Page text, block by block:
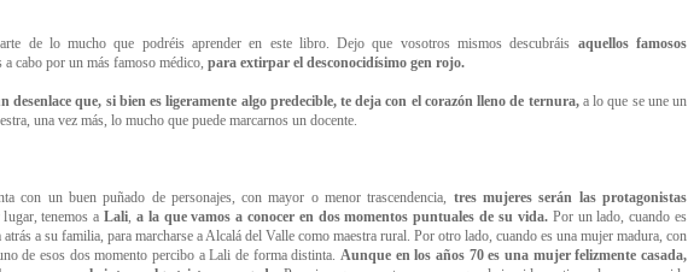
de lo mucho que podréis aprender en este libro. Dejo que vosotros mismos descubráis aquellos famosos
a cabo por un más famoso médico, para extirpar el desconocidísimo gen rojo.
desenlace que, si bien es ligeramente algo predecible, te deja con el corazón lleno de ternura, a lo que se une un
una vez más, lo mucho que puede marcarnos un docente.
con un buen puñado de personajes, con mayor o menor trascendencia, tres mujeres serán las protagonistas
tenemos a Lali a la que vamos a conocer en dos momentos puntuales de su vida.Por un lado, cuando es
a su familia, para marcharse a Alcalá del Valle como maestra rural. Por otro lado, cuando es una mujer madura, con
de esos dos momento percibo a Lali de forma distinta. Aunque en los años 70 es una mujer felizmente casada,